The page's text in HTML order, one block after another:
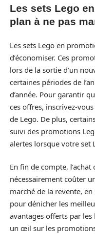
Les sets Lego
plan à ne pas
Les sets Lego en
d’économiser. Ces
lors de la sortie d’un
certaines périodes de
d’année. Pour garantir
ces offres, inscrivez-
de Lego. De plus,
suivi des promotions
alertes lorsque votre set
En fin de compte,
nécessairement coûter
marché de la revente,
pour dénicher les
avantages offerts par
un œil sur les